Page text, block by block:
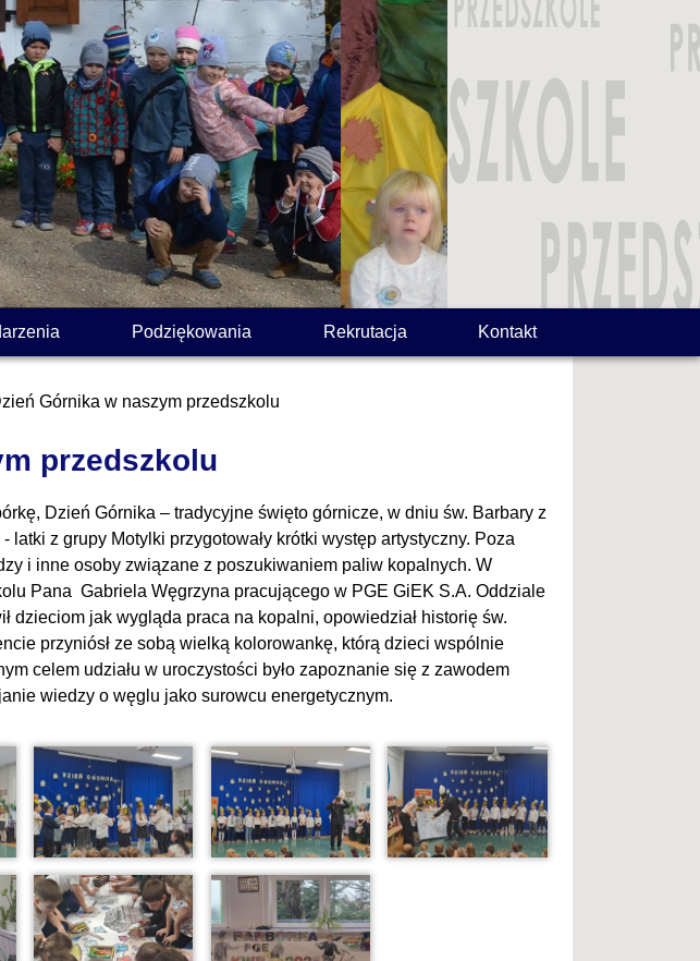
Podziękowania Rekrutacja Kontakt
Górnika w naszym przedszkolu
przedszkolu
Dzień Górnika – tradycyjne święto górnicze, w dniu św. Barbary z
latki z grupy Motylki przygotowały krótki występ artystyczny. Poza
i inne osoby związane z poszukiwaniem paliw kopalnych. W
Pana Gabriela Węgrzyna pracującego w PGE GiEK S.A. Oddziale
dzieciom jak wygląda praca na kopalni, opowiedział historię św.
przyniósł ze sobą wielką kolorowankę, którą dzieci wspólnie
celem udziału w uroczystości było zapoznanie się z zawodem
wiedzy o węglu jako surowcu energetycznym.